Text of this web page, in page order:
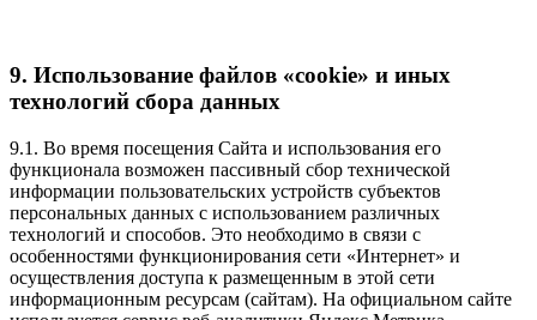
9. Использование файлов «cookie» и иных
технологий сбора данных
9.1. Во время посещения Сайта и использования его
функционала возможен пассивный сбор технической
информации пользовательских устройств субъектов
персональных данных с использованием различных
технологий и способов. Это необходимо в связи с
особенностями функционирования сети «Интернет» и
осуществления доступа к размещенным в этой сети
информационным ресурсам (сайтам). На официальном сайте